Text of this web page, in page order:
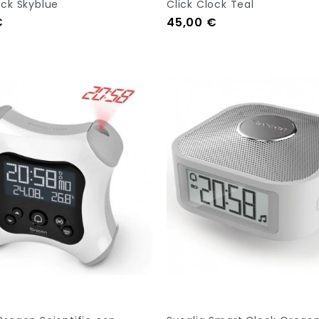
Skyblue
Click Clock Teal
Prezzo
45,00 €